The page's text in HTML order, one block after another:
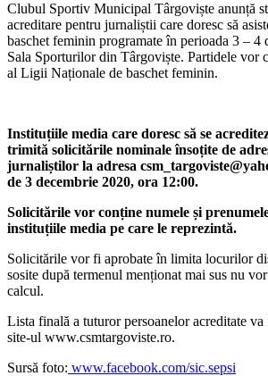
Clubul Sportiv Municipal Târgoviște anunță
acreditare pentru jurnaliștii care doresc să
baschet feminin programate în perioada 3 – 4
Sala Sporturilor din Târgoviște. Partidele vor
al Ligii Naționale de baschet feminin.
Instituțiile media care doresc să se
trimită solicitările nominale însoțite de
jurnaliștilor la adresa
de 3 decembrie 2020, ora 12:00.
Solicitările vor conține numele și
instituțiile media pe care le reprezintă.
Solicitările vor fi aprobate în limita locurilor
sosite după termenul menționat mai sus nu
calcul.
Lista finală a tuturor persoanelor acreditate
site-ul www.csmtargoviste.ro.
Sursă foto: www.facebook.com/sic.sepsi